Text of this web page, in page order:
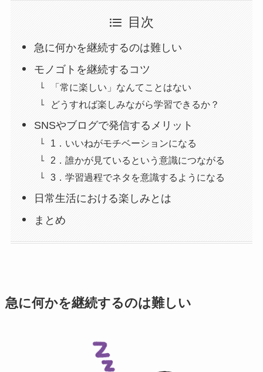
目次
急に何かを継続するのは難しい
モノゴトを継続するコツ
「常に楽しい」なんてことはない
どうすれば楽しみながら学習できるか？
SNSやブログで発信するメリット
1．いいねがモチベーションになる
2．誰かが見ているという意識につながる
3．学習過程でネタを意識するようになる
日常生活における楽しみとは
まとめ
急に何かを継続するのは難しい